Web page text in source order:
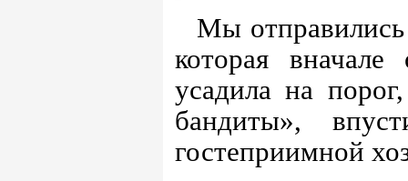
Мы отправились
которая
усадила на
бандиты»,
гостеприимной